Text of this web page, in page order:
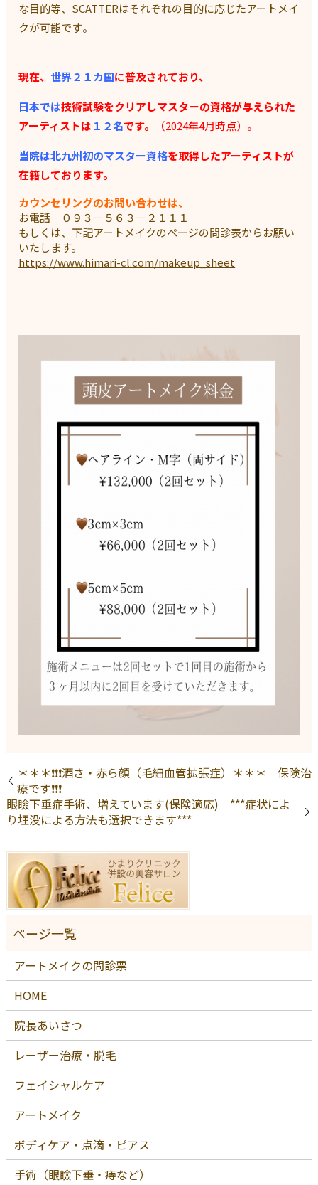
な目的等、 SCATTERはそれぞれの目的に応じたアートメイ
クが可能です。
現在、 世界２１カ国に普及されており、
日本では技術試験をクリアしマスターの資格が与えられた
アーティストは１２名です。
（2024年4月時点）。
当院は北九州初のマスター資格を取得したアーティストが
在籍しております。
カウンセリングのお問い合わせは、
お電話 ０９３－５６３－２１１１
もしくは、下記アートメイクのページの問診表からお願い
いたします。
https://www.himari-cl.com/makeup_sheet
＊＊＊❗❗❗酒さ・赤ら顔（毛細血管拡張症）＊＊＊ 保険治
療です❗❗❗
眼瞼下垂症手術、増えています(保険適応) ***症状によ
り埋没による方法も選択できます***
アートメイクの問診票
HOME
院長あいさつ
レーザー治療・脱毛
フェイシャルケア
アートメイク
ボディケア・点滴・ピアス
手術（眼瞼下垂・痔など）